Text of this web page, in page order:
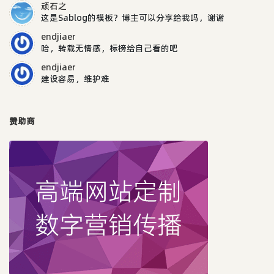
顽石之
这是Sablog的模板？博主可以分享给我吗，谢谢
endjiaer
哈，转载无情感，标榜给自己看的吧
endjiaer
建设容易，维护难
赞助商